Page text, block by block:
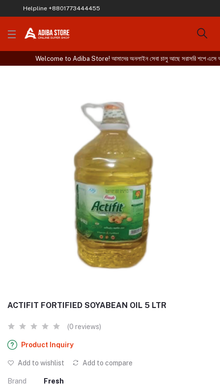
Helpline +8801773444455
Welcome to Adiba Store! আমাদের অনলাইন সেবা চালু আছে সরাসরি শপে এসে
ACTIFIT FORTIFIED SOYABEAN OIL 5 LTR
(0 reviews)
Product Inquiry
Add to wishlist Add to compare
Brand Fresh